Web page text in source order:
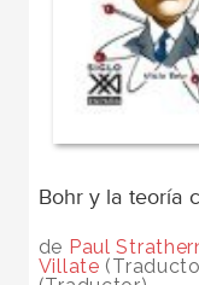
Bohr y la teoría
de Paul
Villate